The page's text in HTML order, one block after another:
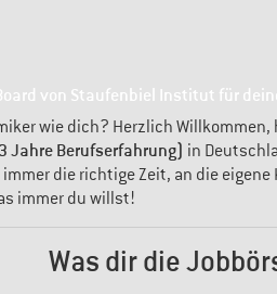
von Staufenbiel Institut für
wie dich? Herzlich
Jahre Berufserfahrung) in
die richtige Zeit, an die
immer du willst!
Was dir die